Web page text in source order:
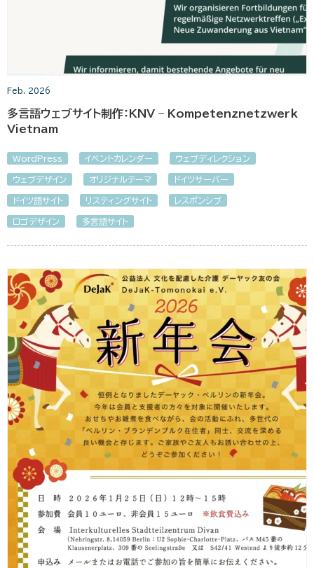
Feb. 2026
多言語ウェブサイト制作：KNV – Kompetenznetzwerk
Vietnam
WordPress イベントカレンダー ウェブディレクション
ウェブデザイン オリジナルテーマ ドイツサーバー
ドイツ語サイト リスティングサイト レスポンシブ
ロゴデザイン 多言語サイト